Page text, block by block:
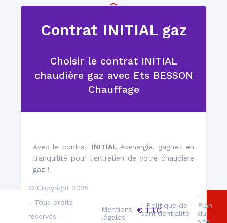
Contrat INITIAL gaz
Choisir le contrat INITIAL
chaudière gaz avec Ets BESSON
Chauffage
Avec le contrat INITIAL Axenergie, gagnez en
tranquilité pour l'entretien de votre chaudière
gaz !
à partir de 160.00 € TTC
Un réseau de plus de
qualifiés
© Copyright 2025
- Tous droits
réservés -
-
Mentions
légales
- Politique de
confidentialité
-
Plan
du